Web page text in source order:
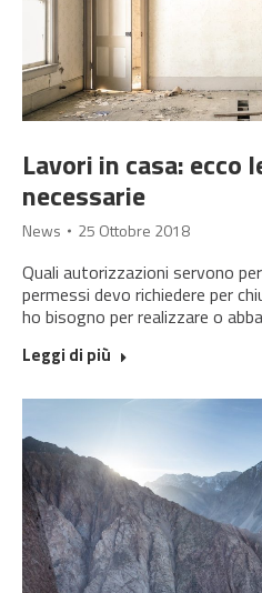
Lavori in casa: ecco
necessarie
News 25 Ottobre 2018
Quali autorizzazioni servono
permessi devo richiedere per
ho bisogno per realizzare o
Leggi di più